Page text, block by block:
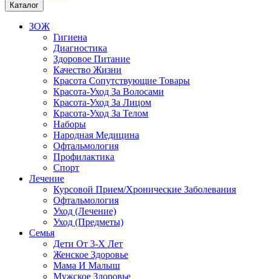
Каталог
ЗОЖ
Гигиена
Диагностика
Здоровое Питание
Качество Жизни
Красота Сопутствующие Товары
Красота-Уход За Волосами
Красота-Уход За Лицом
Красота-Уход За Телом
Наборы
Народная Медицина
Офтальмология
Профилактика
Спорт
Лечение
Курсовой Прием/Хронические Заболевания
Офтальмология
Уход (Лечение)
Уход (Предметы)
Семья
Дети От 3-Х Лет
Женское Здоровье
Мама И Малыш
Мужское Здоровье